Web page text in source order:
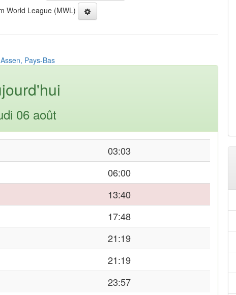
World League (MWL)
Pays-Bas
06 août
03:03
06:00
13:40
17:48
21:19
21:19
23:57